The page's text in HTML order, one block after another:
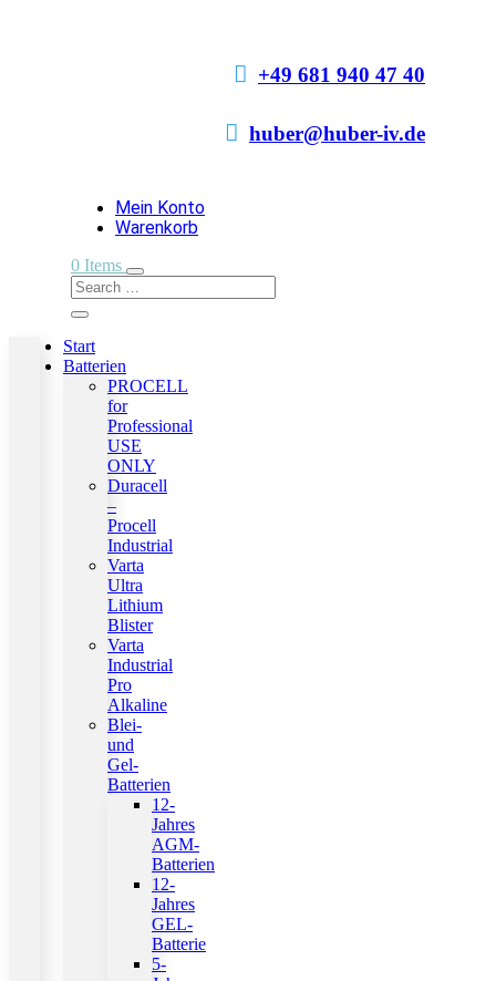
 +49 681 940 47 40
 huber@huber-iv.de
Mein Konto
Warenkorb
0 Items
Start
Batterien
PROCELL
for
Professional
USE
ONLY
Duracell
–
Procell
Industrial
Varta
Ultra
Lithium
Blister
Varta
Industrial
Pro
Alkaline
Blei-
und
Gel-
Batterien
12-
Jahres
AGM-
Batterien
12-
Jahres
GEL-
Batterie
5-